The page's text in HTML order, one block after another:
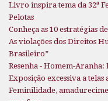
Livro inspira tema da 32ª
Pelotas
Conheça as 10 estratégias
As violações dos Direitos
Brasileiro”
Resenha - Homem-Aranha:
Exposição excessiva a
Feminilidade,